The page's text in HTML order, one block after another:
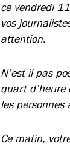
ce vendredi
vos
attention.
N’est-il pas
quart d’heure
les personnes
Ce matin,